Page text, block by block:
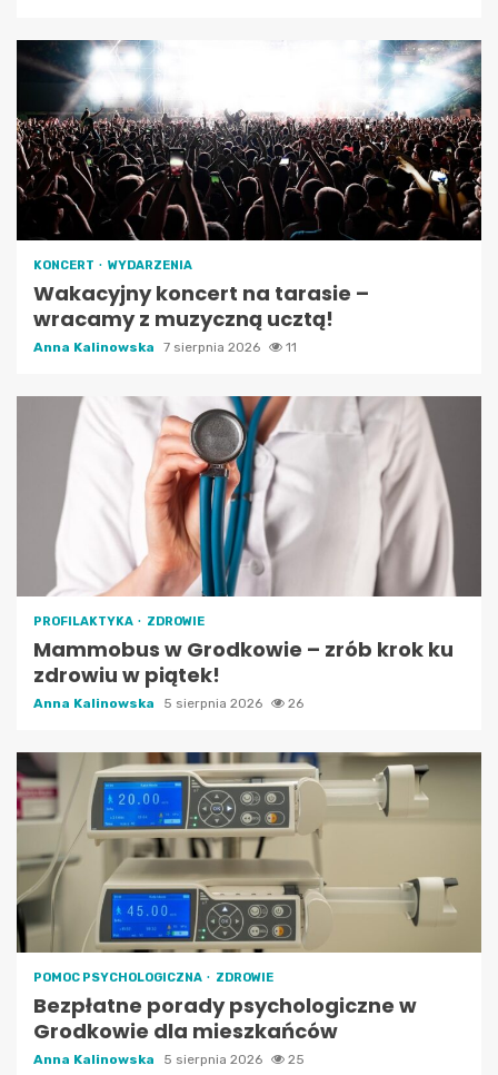
KONCERT WYDARZENIA
Wakacyjny koncert na tarasie –
wracamy z muzyczną ucztą!
Anna Kalinowska 7 sierpnia 2026 11
PROFILAKTYKA ZDROWIE
Mammobus w Grodkowie – zrób krok ku
zdrowiu w piątek!
Anna Kalinowska 5 sierpnia 2026 26
POMOC PSYCHOLOGICZNA ZDROWIE
Bezpłatne porady psychologiczne w
Grodkowie dla mieszkańców
Anna Kalinowska 5 sierpnia 2026 25